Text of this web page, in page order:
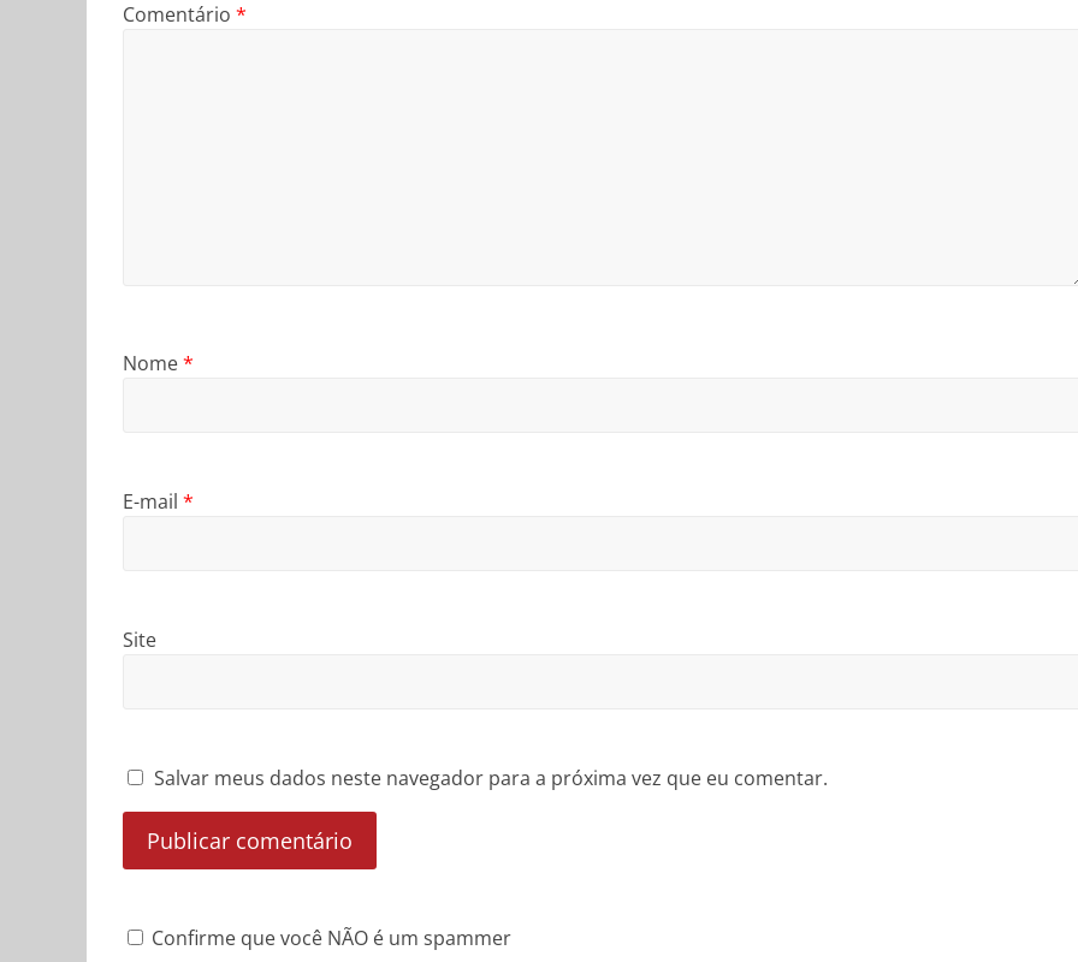
Comentário *
Nome*
E-mail *
Site
Salvar meus dados neste navegador para a próxima vez que eu comentar.
Confirme que você NÃO é um spammer